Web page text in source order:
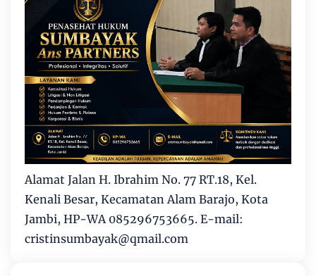
Alamat Jalan H. Ibrahim No. 77 RT.18, Kel.
Kenali Besar, Kecamatan Alam Barajo, Kota
Jambi, HP-WA 085296753665. E-mail:
cristinsumbayak@qmail.com